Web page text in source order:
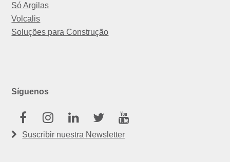
Só Argilas
Volcalis
Soluções para Construção
Síguenos
FacebookInstagram
LinkedinTwitter
Suscribir nuestra Newsletter